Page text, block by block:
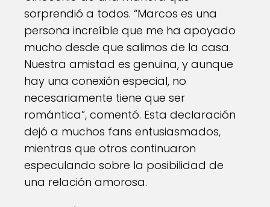
sorprendió a todos. “Marcos es una
persona increíble que me ha apoyado
mucho desde que salimos de la casa.
Nuestra amistad es genuina, y aunque
hay una conexión especial, no
necesariamente tiene que ser
romántica”, comentó. Esta declaración
dejó a muchos fans entusiasmados,
mientras que otros continuaron
especulando sobre la posibilidad de
una relación amorosa.